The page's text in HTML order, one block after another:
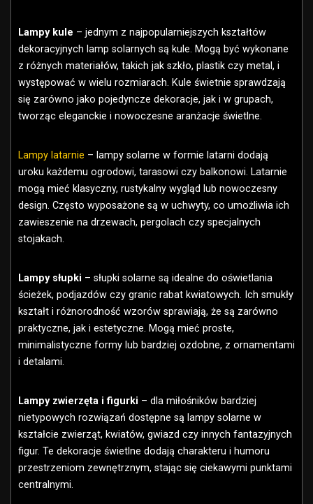
Lampy kule – jednym z najpopularniejszych kształtów
dekoracyjnych lamp solarnych są kule. Mogą być wykonane
z różnych materiałów, takich jak szkło, plastik czy metal, i
występować w wielu rozmiarach. Kule świetnie sprawdzają
się zarówno jako pojedyncze dekoracje, jak i w grupach,
tworząc eleganckie i nowoczesne aranżacje świetlne.
Lampy latarnie – lampy solarne w formie latarni dodają
uroku każdemu ogrodowi, tarasowi czy balkonowi. Latarnie
mogą mieć klasyczny, rustykalny wygląd lub nowoczesny
design. Często wyposażone są w uchwyty, co umożliwia ich
zawieszenie na drzewach, pergolach czy specjalnych
stojakach.
Lampy słupki – słupki solarne są idealne do oświetlania
ścieżek, podjazdów czy granic rabat kwiatowych. Ich smukły
kształt i różnorodność wzorów sprawiają, że są zarówno
praktyczne, jak i estetyczne. Mogą mieć proste,
minimalistyczne formy lub bardziej ozdobne, z ornamentami
i detalami.
Lampy zwierzęta i figurki – dla miłośników bardziej
nietypowych rozwiązań dostępne są lampy solarne w
kształcie zwierząt, kwiatów, gwiazd czy innych fantazyjnych
figur. Te dekoracje świetlne dodają charakteru i humoru
przestrzeniom zewnętrznym, stając się ciekawymi punktami
centralnymi.